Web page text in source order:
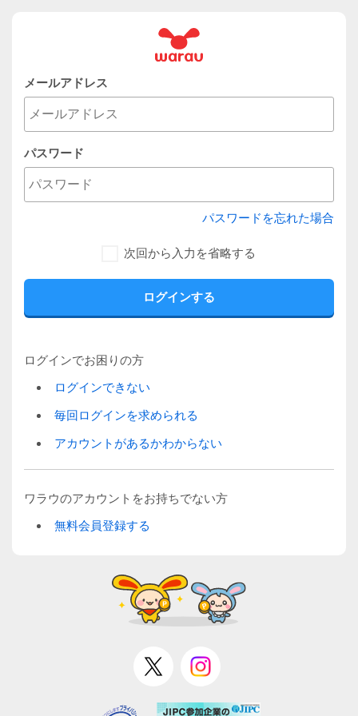
メールアドレス
パスワード
パスワードを忘れた場合
次回から入力を省略する
ログインでお困りの方
ログインできない
毎回ログインを求められる
アカウントがあるかわからない
ワラウのアカウントをお持ちでない方
無料会員登録する